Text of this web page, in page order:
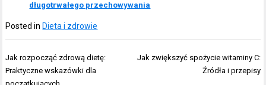
długotrwałego przechowywania
Posted in Dieta i zdrowie
Nawigacja
wpisu
Jak rozpocząć zdrową dietę:
Praktyczne wskazówki dla
początkujących
Jak zwiększyć spożycie witaminy C:
Źródła i przepisy